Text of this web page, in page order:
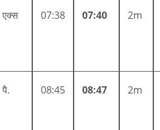
एक्स 07:38 07:40 2m
पै. 08:45 08:47 2m